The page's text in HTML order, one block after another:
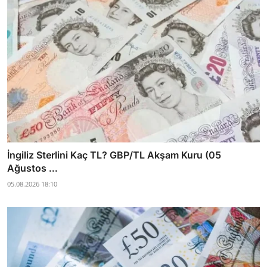
İngiliz Sterlini Kaç TL? GBP/TL Akşam Kuru (05
Ağustos ...
05.08.2026 18:10